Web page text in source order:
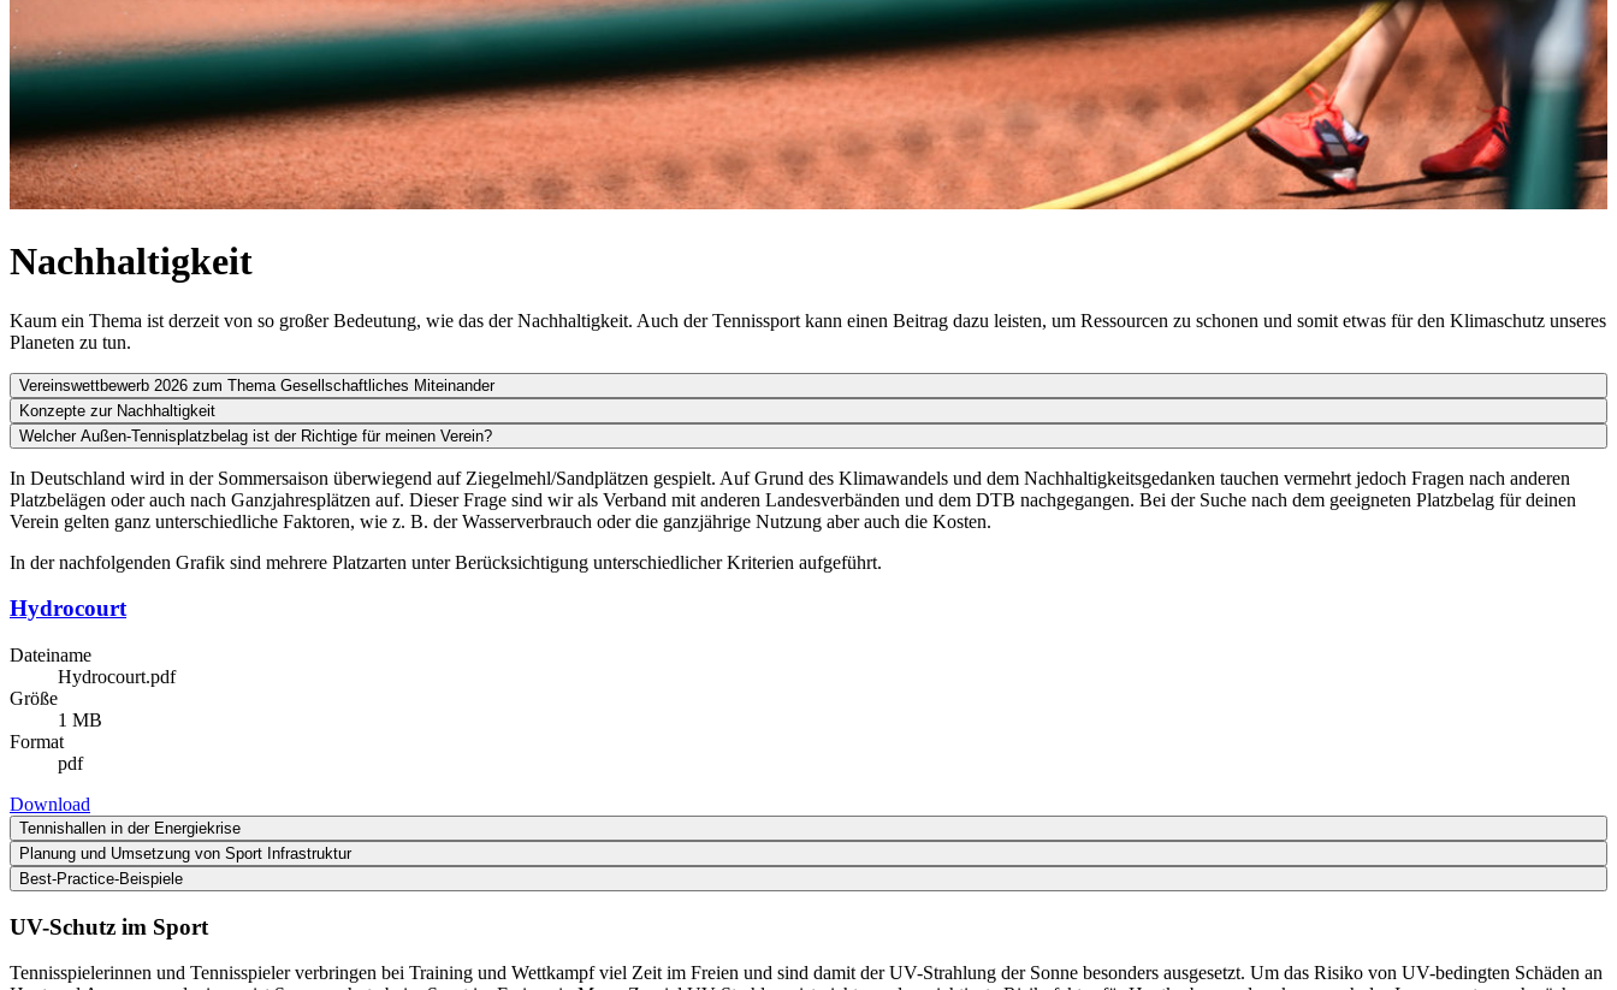
Nachhaltigkeit
Kaum ein Thema ist derzeit von so großer Bedeutung, wie das der Nachhaltigkeit. Auch der Tennissport kann einen Beitrag dazu leisten, um Ressourcen zu schonen und somit etwas für den Klimaschutz unseres
Planeten zu tun.
Vereinswettbewerb 2026 zum Thema Gesellschaftliches Miteinander
Konzepte zur Nachhaltigkeit
Welcher Außen-Tennisplatzbelag ist der Richtige für meinen Verein?
In Deutschland wird in der Sommersaison überwiegend auf Ziegelmehl/Sandplätzen gespielt. Auf Grund des Klimawandels und dem Nachhaltigkeitsgedanken tauchen vermehrt jedoch Fragen nach anderen
Platzbelägen oder auch nach Ganzjahresplätzen auf. Dieser Frage sind wir als Verband mit anderen Landesverbänden und dem DTB nachgegangen. Bei der Suche nach dem geeigneten Platzbelag für deinen
Verein gelten ganz unterschiedliche Faktoren, wie z. B. der Wasserverbrauch oder die ganzjährige Nutzung aber auch die Kosten.
In der nachfolgenden Grafik sind mehrere Platzarten unter Berücksichtigung unterschiedlicher Kriterien aufgeführt.
Hydrocourt
Dateiname
Hydrocourt.pdf
Größe
1 MB
Format
pdf
Download
Tennishallen in der Energiekrise
Planung und Umsetzung von Sport Infrastruktur
Best-Practice-Beispiele
UV-Schutz im Sport
Tennisspielerinnen und Tennisspieler verbringen bei Training und Wettkampf viel Zeit im Freien und sind damit der UV-Strahlung der Sonne besonders ausgesetzt. Um das Risiko von UV-bedingten Schäden an